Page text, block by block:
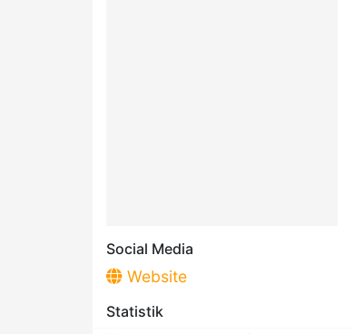
Social Media
Website
Statistik